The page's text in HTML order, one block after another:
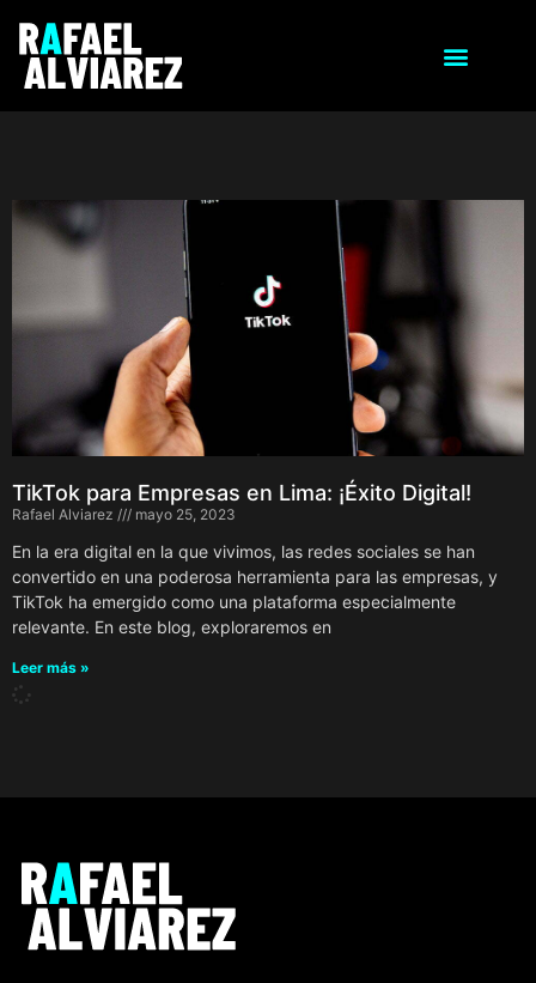
TikTok para Empresas en Lima: ¡Éxito Digital!
Rafael Alviarez mayo 25, 2023
En la era digital en la que vivimos, las redes sociales se han
convertido en una poderosa herramienta para las empresas, y
TikTok ha emergido como una plataforma especialmente
relevante. En este blog, exploraremos en
Leer más »